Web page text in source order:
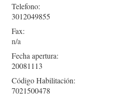
Telefono:
3012049855
Fax:
Fecha apertura:
20081113
Código Habilitación:
7021500478